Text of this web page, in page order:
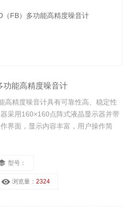
功能高精度噪音计
高精度噪音计具有可靠性高、稳定性
采用160×160点阵式液晶显示器并带
界面，显示内容丰富，用户操作简
型号：
浏览量：2324